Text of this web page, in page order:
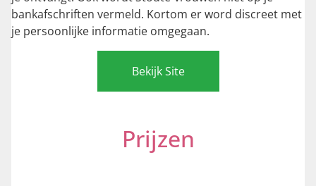
bankafschriften vermeld. Kortom er word discreet met
je persoonlijke informatie omgegaan.
Bekijk Site
Prijzen